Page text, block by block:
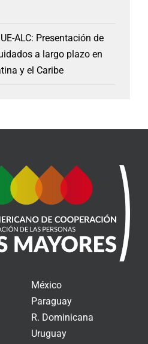
ALC: Presentación de
a largo plazo en
y el Caribe
México
Paraguay
R. Dominicana
Uruguay